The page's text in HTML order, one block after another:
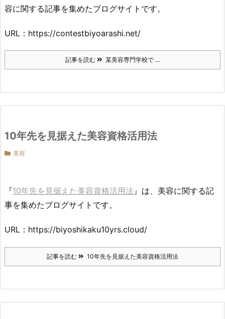
容に関する記事を集めたブログサイトです。
URL：https://contestbiyoarashi.net/
記事を読む 某美容専門学校で ...
10年先を見据えた美容資格活用法
美容
『10年先を見据えた美容資格活用法』は、美容に関する記
事を集めたブログサイトです。
URL：https://biyoshikaku10yrs.cloud/
記事を読む 10年先を見据えた美容資格活用法